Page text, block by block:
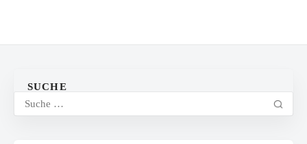
SUCHE